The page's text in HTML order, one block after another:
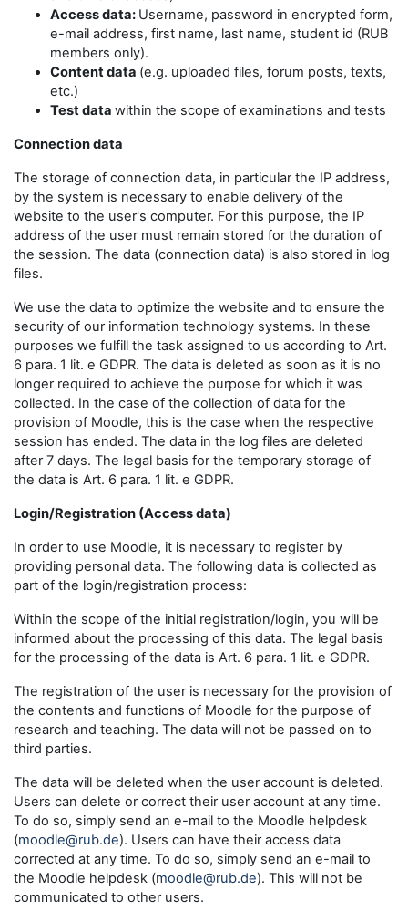
Access data: Username, password in encrypted form,
e-mail address, first name, last name, student id (RUB
members only).
Content data (e.g. uploaded files, forum posts, texts,
etc.)
Test data within the scope of examinations and tests
Connection data
The storage of connection data, in particular the IP address,
by the system is necessary to enable delivery of the
website to the user's computer. For this purpose, the IP
address of the user must remain stored for the duration of
the session. The data (connection data) is also stored in log
files.
We use the data to optimize the website and to ensure the
security of our information technology systems. In these
purposes we fulfill the task assigned to us according to Art.
6 para. 1 lit. e GDPR. The data is deleted as soon as it is no
longer required to achieve the purpose for which it was
collected. In the case of the collection of data for the
provision of Moodle, this is the case when the respective
session has ended. The data in the log files are deleted
after 7 days. The legal basis for the temporary storage of
the data is Art. 6 para. 1 lit. e GDPR.
Login/Registration (Access data)
In order to use Moodle, it is necessary to register by
providing personal data. The following data is collected as
part of the login/registration process:
Within the scope of the initial registration/login, you will be
informed about the processing of this data. The legal basis
for the processing of the data is Art. 6 para. 1 lit. e GDPR.
The registration of the user is necessary for the provision of
the contents and functions of Moodle for the purpose of
research and teaching. The data will not be passed on to
third parties.
The data will be deleted when the user account is deleted.
Users can delete or correct their user account at any time.
To do so, simply send an e-mail to the Moodle helpdesk
(moodle@rub.de). Users can have their access data
corrected at any time. To do so, simply send an e-mail to
the Moodle helpdesk (moodle@rub.de). This will not be
communicated to other users.